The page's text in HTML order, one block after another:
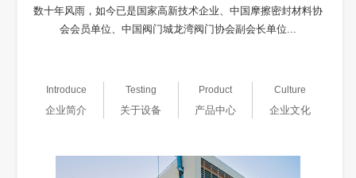
数十年风雨，如今已是国家高新技术企业、中国摩擦密封材料协
会会员单位、中国阀门城龙湾阀门协会副会长单位...
Introduce
企业简介
Testing
关于设备
Product
产品中心
Culture
企业文化